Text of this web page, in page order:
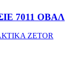
7011 ΟΒΑΛ
ZETOR